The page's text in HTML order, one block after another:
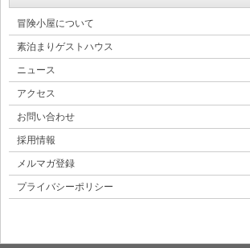
冒険小屋について
素泊まりゲストハウス
ニュース
アクセス
お問い合わせ
採用情報
メルマガ登録
プライバシーポリシー